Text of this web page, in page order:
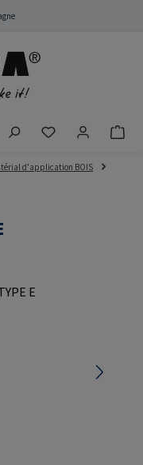
Vous avez 0
d'application BOIS